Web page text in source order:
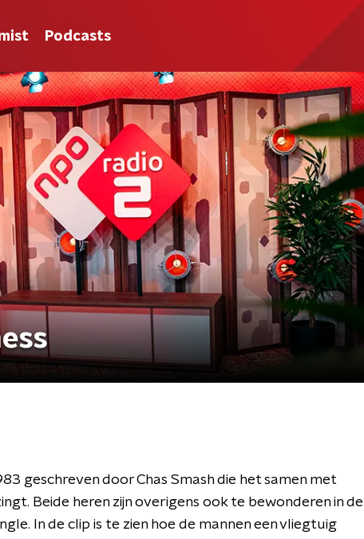
Podcasts
geschreven door Chas Smash die het samen met
Beide heren zijn overigens ook te bewonderen in de
In de clip is te zien hoe de mannen een vliegtuig